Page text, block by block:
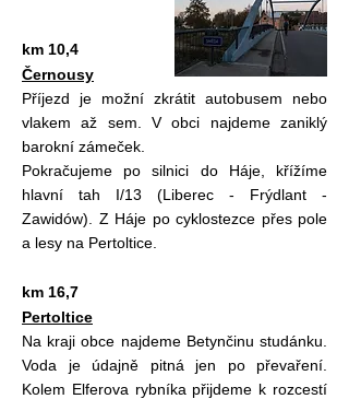
km 10,4
Černousy
Příjezd je možní zkrátit autobusem nebo
vlakem až sem. V obci najdeme zaniklý
barokní zámeček.
Pokračujeme po silnici do Háje, křížíme
hlavní tah I/13 (Liberec - Frýdlant -
Zawidów). Z Háje po cyklostezce přes pole
a lesy na Pertoltice.
km 16,7
Pertoltice
Na kraji obce najdeme Betynčinu studánku.
Voda je údajně pitná jen po převaření.
Kolem Elferova rybníka přijdeme k rozcestí